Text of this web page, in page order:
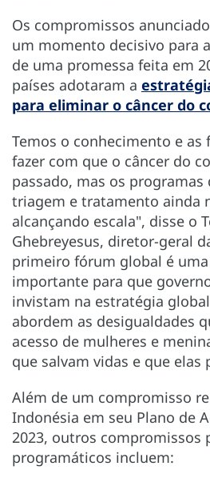
Os compromissos
um momento decisivo para
de uma promessa feita em
países adotaram a
para eliminar o câncer do
Temos o conhecimento e as
fazer com que o câncer do
passado, mas os programas
triagem e tratamento ainda
alcançando escala", disse o
Ghebreyesus, diretor-geral
primeiro fórum global é
importante para que
invistam na estratégia
abordem as desigualdades
acesso de mulheres e
que salvam vidas e que elas
Além de um compromisso
Indonésia em seu Plano de
2023, outros compromissos
programáticos incluem: